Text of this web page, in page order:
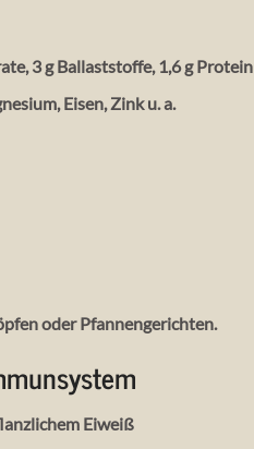
3 g Ballaststoffe, 1,6 g Protein
Eisen, Zink u. a.
oder Pfannengerichten.
Eiweiß